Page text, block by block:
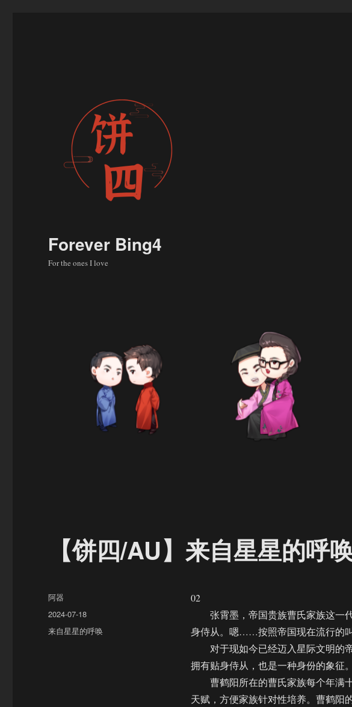
Forever Bing4
For the ones I love
【饼四/AU】来自星星的呼
02
张霄墨，帝国贵族曹氏家族这一
身侍从。嗯……按照帝国现在流行的
对于现如今已经迈入星际文明的
拥有贴身侍从，也是一种身份的象征。
曹鹤阳所在的曹氏家族每个年满
天赋，方便家族针对性培养。曹鹤阳
作
者
阿器
发
布
于
2024-07-18
分
来自星星的呼唤